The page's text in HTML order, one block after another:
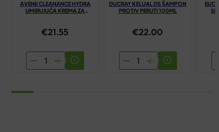
AVENE CLEANANCE HYDRA
UMIRUJUĆA KREMA ZA
€21.55
AVENE
CLEANANCE
DUCRAY KELUAL DS ŠAMPON
PROTIV PERUTI 100ML
€22.00
DUCRAY
KELUAL